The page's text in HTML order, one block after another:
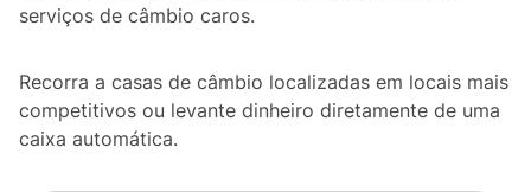
serviços de câmbio caros.
Recorra a casas de câmbio localizadas em locais mais
competitivos ou levante dinheiro diretamente de uma
caixa automática.